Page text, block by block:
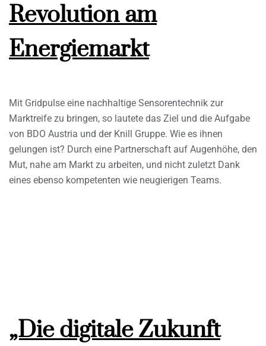
Revolution am
Energiemarkt
Mit Gridpulse eine nachhaltige Sensorentechnik zur
Marktreife zu bringen, so lautete das Ziel und die Aufgabe
von BDO Austria und der Knill Gruppe. Wie es ihnen
gelungen ist? Durch eine Partnerschaft auf Augenhöhe, den
Mut, nahe am Markt zu arbeiten, und nicht zuletzt Dank
eines ebenso kompetenten wie neugierigen Teams.
„Die digitale Zukunft